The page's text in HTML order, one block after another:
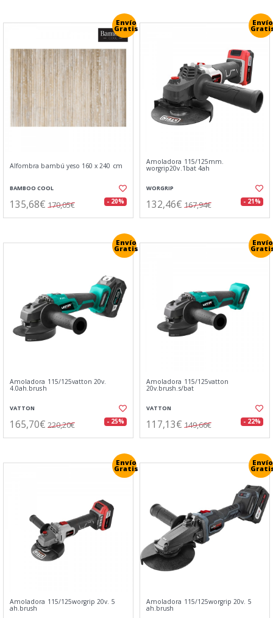
Envío
Gratis
Alfombra bambú yeso 160 x 240 cm
BAMBOO COOL
135,68€ 170,05€ - 20%
Envío
Amoladora 115/125mm.
worgrip20v.1bat 4ah
WORGRIP
132,46€ 167,94€ - 21%
Envío
Gratis
Amoladora 115/125vatton 20v.
4.0ah.brush
VATTON
165,70€ 220,20€ - 25%
Envío
Amoladora 115/125vatton
20v.brush.s/bat
VATTON
117,13€ 149,66€ - 22%
Envío
Gratis
Amoladora 115/125worgrip 20v. 5
ah.brush
Envío
Amoladora 115/125worgrip 20v. 5
ah.brush